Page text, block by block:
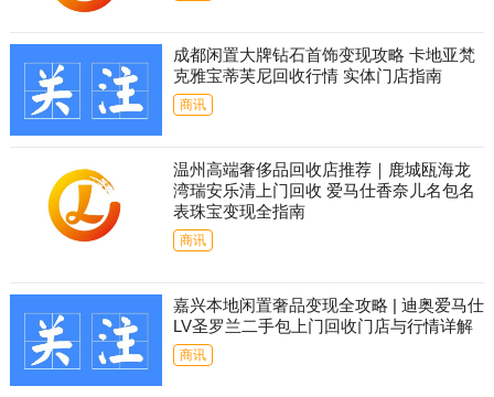
成都闲置大牌钻石首饰变现攻略 卡地亚梵
克雅宝蒂芙尼回收行情 实体门店指南
商讯
温州高端奢侈品回收店推荐｜鹿城瓯海龙
湾瑞安乐清上门回收 爱马仕香奈儿名包名
表珠宝变现全指南
商讯
嘉兴本地闲置奢品变现全攻略 | 迪奥爱马仕
LV圣罗兰二手包上门回收门店与行情详解
商讯